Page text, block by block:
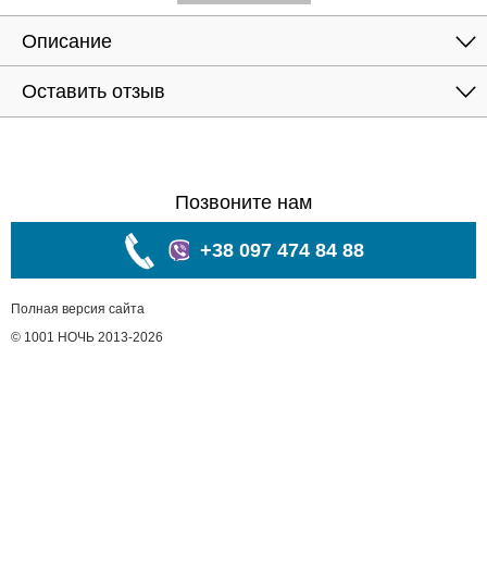
Описание
Оставить отзыв
Позвоните нам
+38 097 474 84 88
Полная версия сайта
© 1001 НОЧЬ 2013-2026